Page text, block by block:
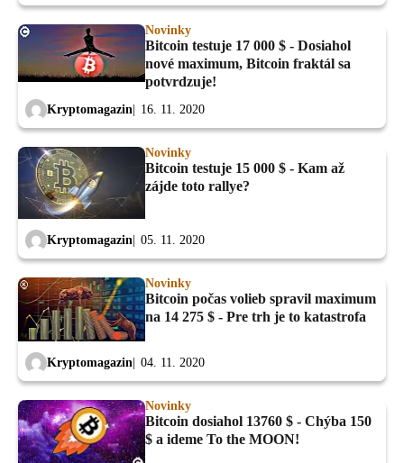
Novinky
Bitcoin testuje 17 000 $ - Dosiahol
nové maximum, Bitcoin fraktál sa
potvrdzuje!
Kryptomagazin 16. 11. 2020
Novinky
Bitcoin testuje 15 000 $ - Kam až
zájde toto rallye?
Kryptomagazin 05. 11. 2020
Novinky
Bitcoin počas volieb spravil maximum
na 14 275 $ - Pre trh je to katastrofa
Kryptomagazin 04. 11. 2020
Novinky
Bitcoin dosiahol 13760 $ - Chýba 150
$ a ideme To the MOON!